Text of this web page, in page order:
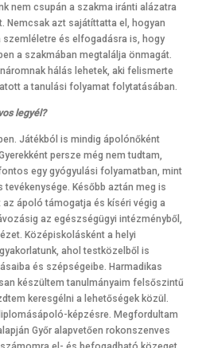
nem csupán a szakma iránti alázatra
Nemcsak azt sajátíttatta el, hogyan
szemléletre és elfogadásra is, hogy
a szakmában megtalálja önmagát.
hálás lehetek, aki felismerte
a tanulási folyamat folytatásában.
legyél?
Játékból is mindig ápolónőként
persze még nem tudtam,
egy gyógyulási folyamatban, mint
Később aztán meg is
ápoló támogatja és kíséri végig a
az egészségügyi intézményből,
Középiskolásként a helyi
ahol testközelből is
és szépségeibe. Harmadikas
készültem tanulmányaim felsőszintű
keresgélni a lehetőségek közül.
képzésre. Megfordultam
Győr alapvetően rokonszenves